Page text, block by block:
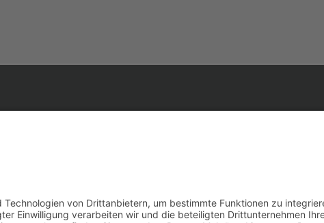
aktuelles. datenschutz.